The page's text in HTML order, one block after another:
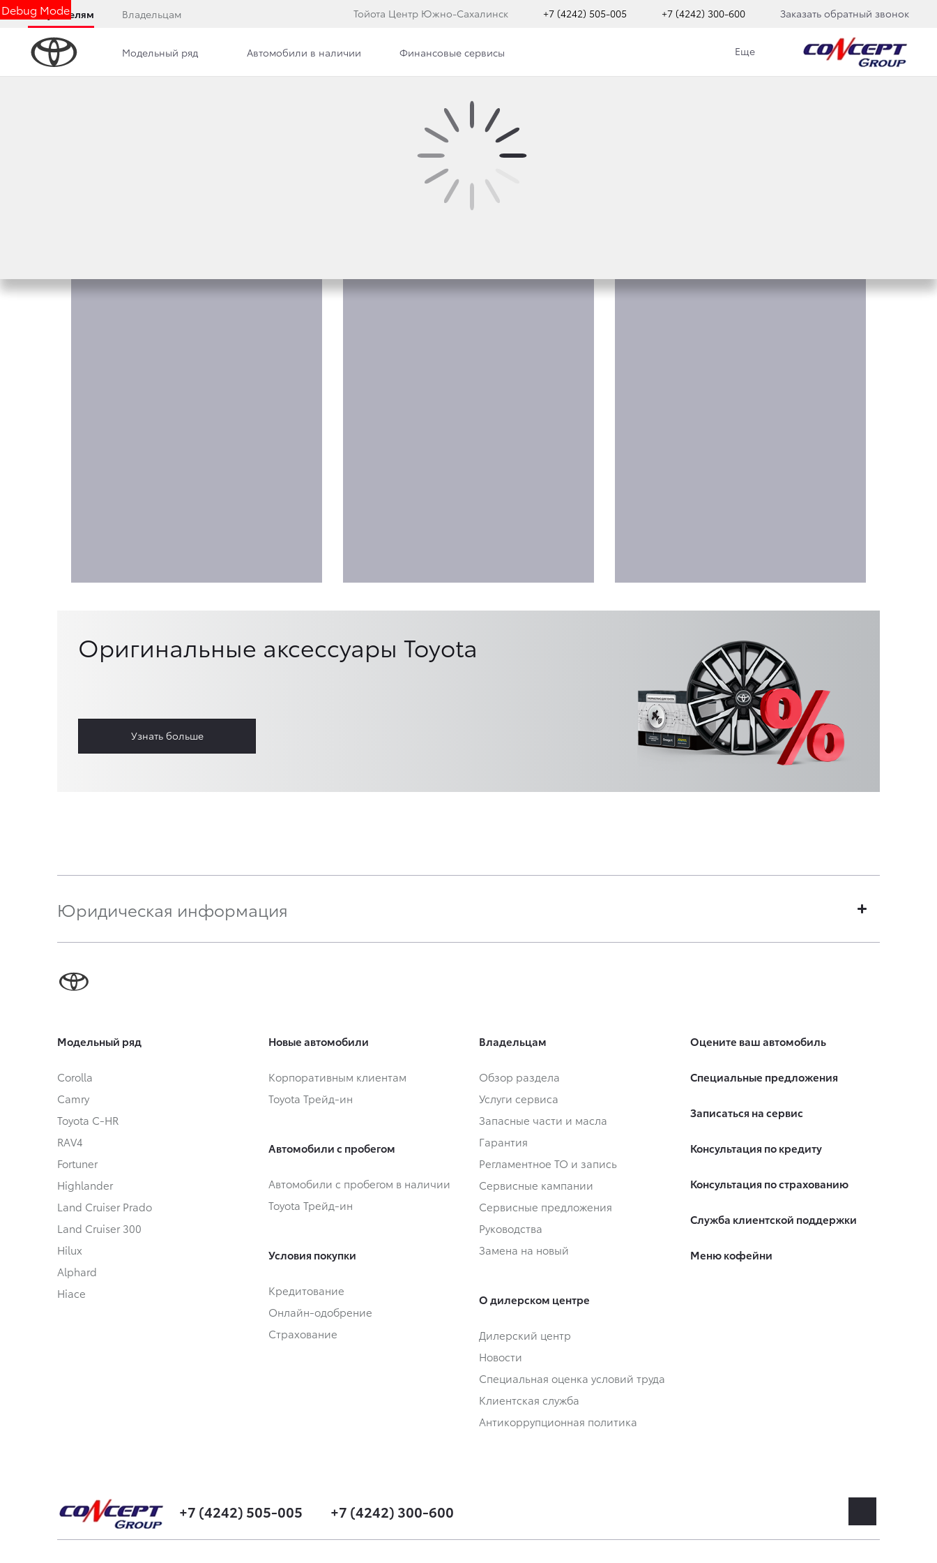
Debug Mode
Покупателям Владельцам Тойота Центр Южно-Сахалинск +7 (4242) 505-005 +7 (4242) 300-600 Заказать обратный звонок
Модельный ряд Автомобили в наличии Финансовые сервисы Еще
Оригинальные аксессуары Toyota
Узнать больше
Юридическая информация
Модельный ряд
Corolla
Camry
Toyota C-HR
RAV4
Fortuner
Highlander
Land Cruiser Prado
Land Cruiser 300
Hilux
Alphard
Hiace
Новые автомобили
Корпоративным клиентам
Toyota Трейд-ин
Автомобили с пробегом
Автомобили с пробегом в наличии
Toyota Трейд-ин
Условия покупки
Кредитование
Онлайн-одобрение
Страхование
Владельцам
Обзор раздела
Услуги сервиса
Запасные части и масла
Гарантия
Регламентное ТО и запись
Сервисные кампании
Сервисные предложения
Руководства
Замена на новый
О дилерском центре
Дилерский центр
Новости
Специальная оценка условий труда
Клиентская служба
Антикоррупционная политика
Оцените ваш автомобиль
Специальные предложения
Записаться на сервис
Консультация по кредиту
Консультация по страхованию
Служба клиентской поддержки
Меню кофейни
+7 (4242) 505-005 +7 (4242) 300-600